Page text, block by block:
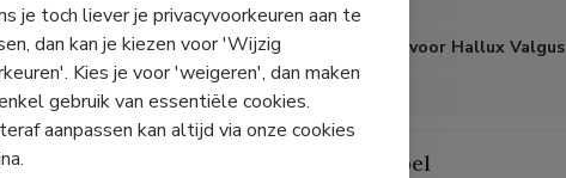
Speciaal voor Hallux Valgus
Maattabel
je toch liever je privacyvoorkeuren aan te
dan kan je kiezen voor 'Wijzig
Kies je voor 'weigeren', dan maken
gebruik van essentiële cookies.
aanpassen kan altijd via onze cookies